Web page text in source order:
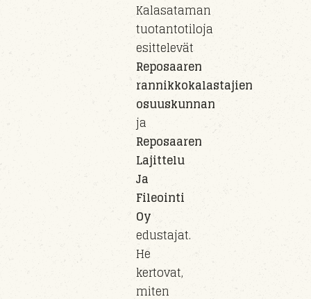
Kalasataman
tuotantotiloja
esittelevät
Reposaaren
rannikkokalastajien
osuuskunnan
ja
Reposaaren
Lajittelu
Ja
Fileointi
Oy
edustajat.
He
kertovat,
miten